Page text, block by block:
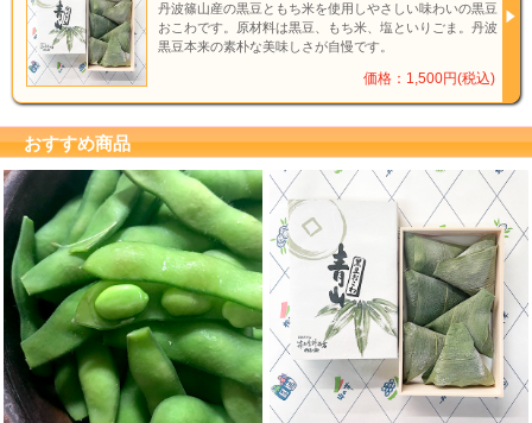
丹波篠山産の黒豆ともち米を使用しやさしい味わいの黒豆
おこわです。原材料は黒豆、もち米、塩といりごま。丹波
黒豆本来の素朴な美味しさが自慢です。
価格：1,500円(税込)
おすすめ商品